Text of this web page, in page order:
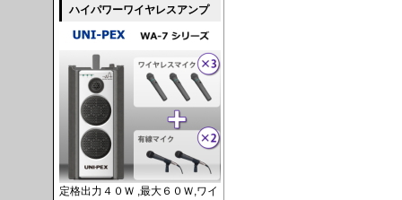
ハイパワーワイヤレスアンプ
定格出力４０Ｗ ,最大６０Ｗ,ワイ